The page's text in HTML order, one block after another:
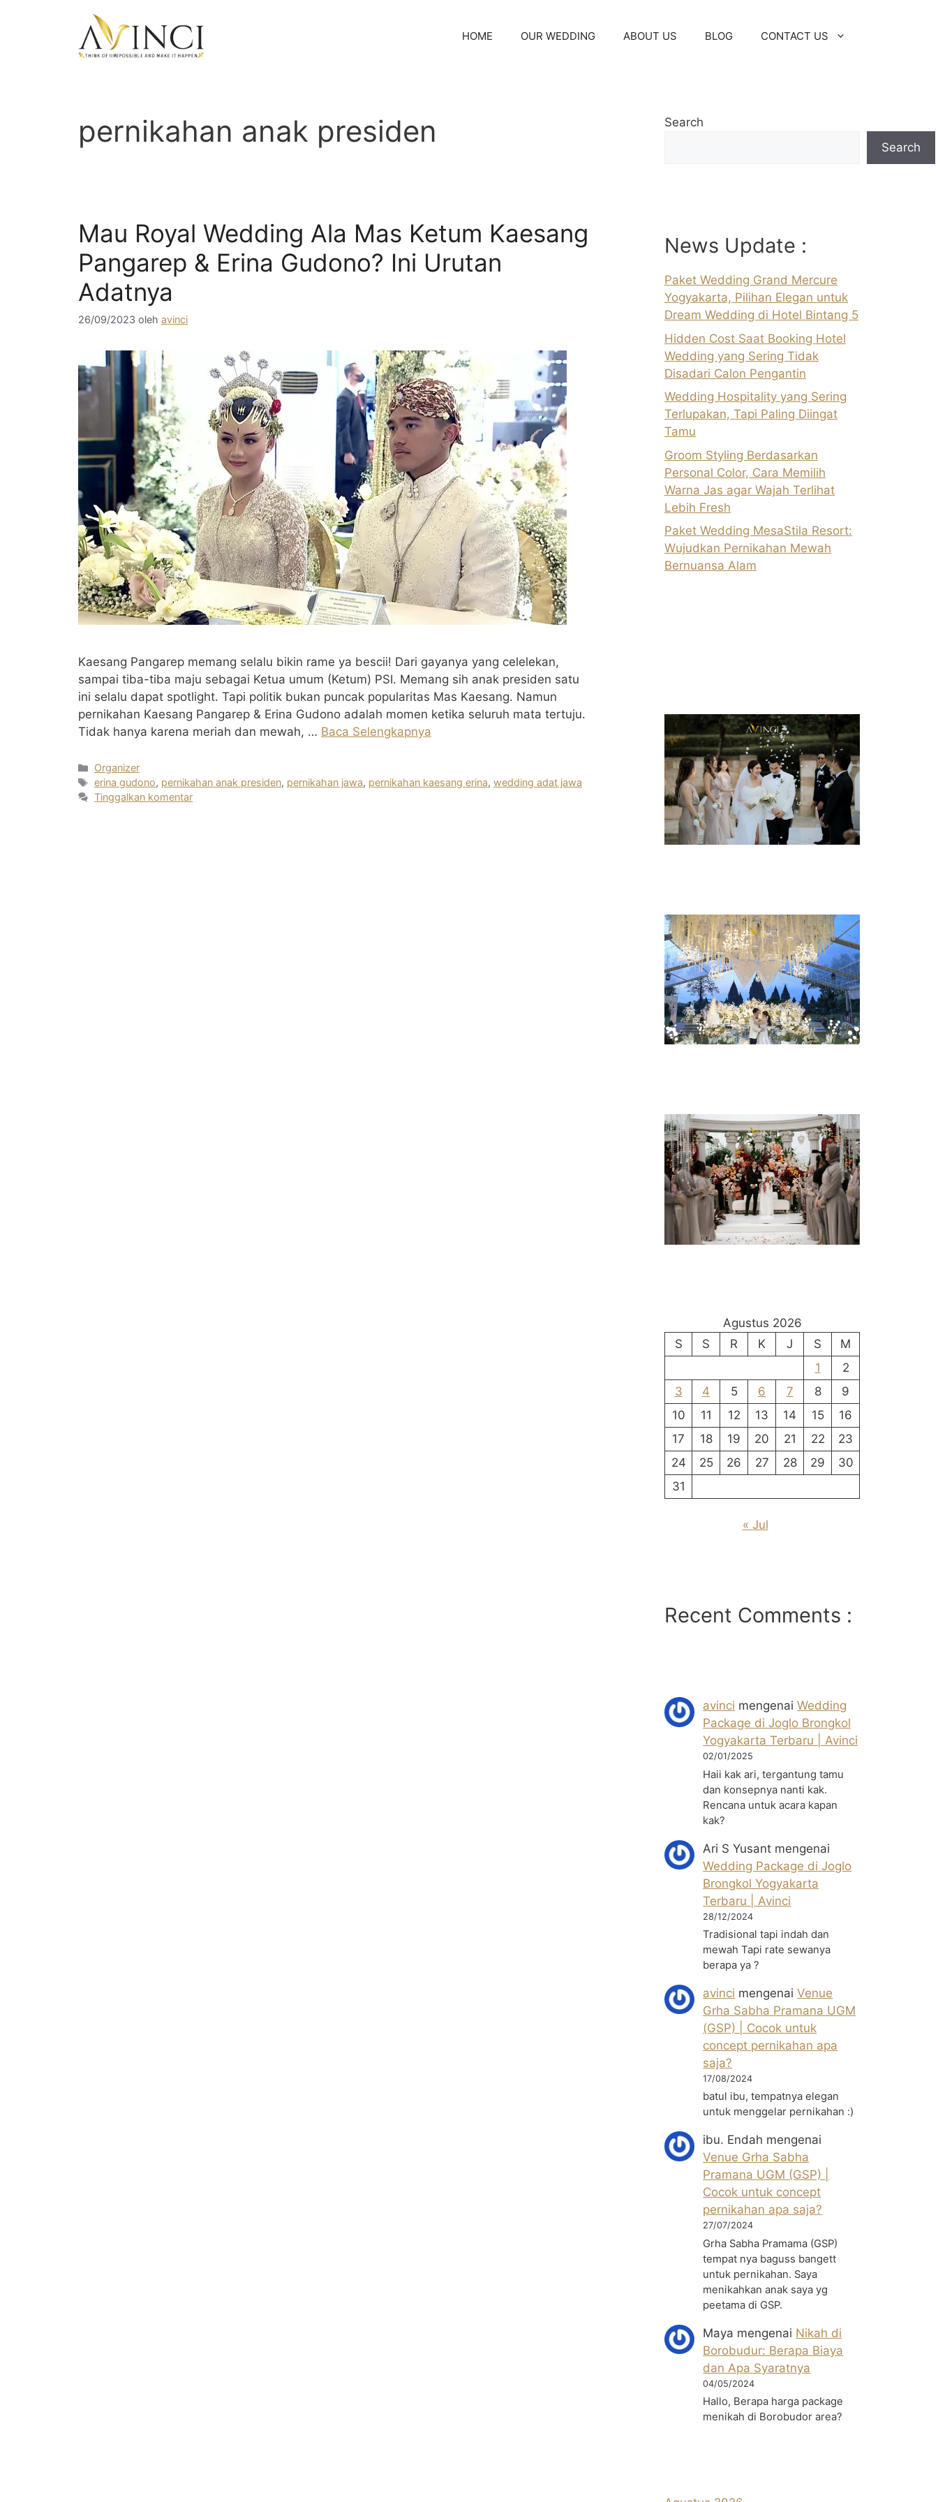
HOME OUR WEDDING ABOUT US BLOG CONTACT US
pernikahan anak presiden
Mau Royal Wedding Ala Mas Ketum Kaesang
Pangarep & Erina Gudono? Ini Urutan
Adatnya
26/09/2023 oleh avinci
Kaesang Pangarep memang selalu bikin rame ya bescii! Dari gayanya yang celelekan,
sampai tiba-tiba maju sebagai Ketua umum (Ketum) PSI. Memang sih anak presiden satu
ini selalu dapat spotlight. Tapi politik bukan puncak popularitas Mas Kaesang. Namun
pernikahan Kaesang Pangarep & Erina Gudono adalah momen ketika seluruh mata tertuju.
Tidak hanya karena meriah dan mewah, … Baca Selengkapnya
Kategori
Organizer
Tag
erina gudono, pernikahan anak presiden, pernikahan jawa, pernikahan kaesang erina,wedding adat jawa
Tinggalkan komentar
Search
Search
News Update :
Paket Wedding Grand Mercure
Yogyakarta, Pilihan Elegan untuk
Dream Wedding di Hotel Bintang 5
Hidden Cost Saat Booking Hotel
Wedding yang Sering Tidak
Disadari Calon Pengantin
Wedding Hospitality yang Sering
Terlupakan, Tapi Paling Diingat
Tamu
Groom Styling Berdasarkan
Personal Color, Cara Memilih
Warna Jas agar Wajah Terlihat
Lebih Fresh
Paket Wedding MesaStila Resort:
Wujudkan Pernikahan Mewah
Bernuansa Alam
Agustus 2026
S
S R K J S
M
1
2
3
4 5 6 7 8
9
10
11 12 13 14 15
16
17
18 19 20 21 22
23
24
25 26 27 28 29
30
31
« Jul
Recent Comments :
avinci mengenaiWedding
Package di Joglo Brongkol
Yogyakarta Terbaru | Avinci
02/01/2025
Haii kak ari, tergantung tamu
dan konsepnya nanti kak.
Rencana untuk acara kapan
kak?
Ari S Yusant mengenai
Wedding Package di Joglo
Brongkol Yogyakarta
Terbaru | Avinci
28/12/2024
Tradisional tapi indah dan
mewah Tapi rate sewanya
berapa ya ?
avinci mengenaiVenue
Grha Sabha Pramana UGM
(GSP) | Cocok untuk
concept pernikahan apa
saja?
17/08/2024
batul ibu, tempatnya elegan
untuk menggelar pernikahan :)
ibu. Endah mengenai
Venue Grha Sabha
Pramana UGM (GSP) |
Cocok untuk concept
pernikahan apa saja?
27/07/2024
Grha Sabha Pramama (GSP)
tempat nya baguss bangett
untuk pernikahan. Saya
menikahkan anak saya yg
peetama di GSP.
Maya mengenai Nikah di
Borobudur: Berapa Biaya
dan Apa Syaratnya
04/05/2024
Hallo, Berapa harga package
menikah di Borobudor area?